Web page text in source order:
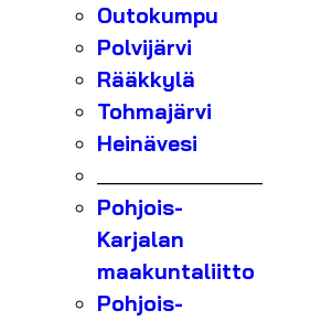
Outokumpu
Polvijärvi
Rääkkylä
Tohmajärvi
Heinävesi
Pohjois-
Karjalan
maakuntaliitto
Pohjois-